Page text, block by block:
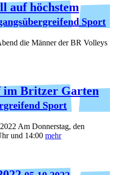
auf höchstem
Sport
die Männer der BR Volleys
im Britzer Garten
Sport
Am Donnerstag, den
und 14:00 mehr